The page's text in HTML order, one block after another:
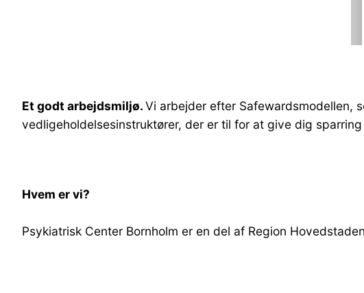
Et godt arbejdsmiljø.Vi arbejder efter Safewardsmodellen,
vedligeholdelsesinstruktører, der er til for at give dig
Hvem er vi?
Psykiatrisk Center Bornholm er en del af Region